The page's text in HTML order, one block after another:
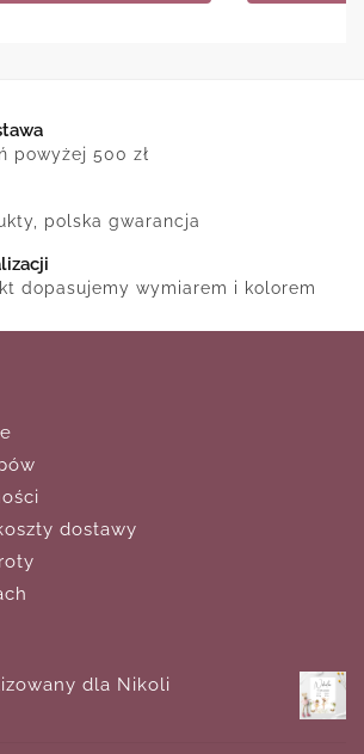
powyżej 500 zł
polska gwarancja
dopasujemy wymiarem i kolorem
dostawy
dla Nikoli